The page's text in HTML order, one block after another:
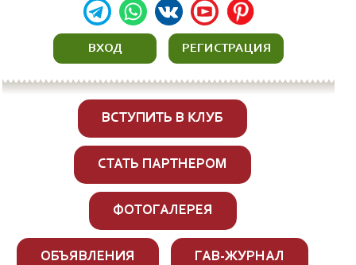
ВХОД РЕГИСТРАЦИЯ
ВСТУПИТЬ В КЛУБ
СТАТЬ ПАРТНЕРОМ
ФОТОГАЛЕРЕЯ
ОБЪЯВЛЕНИЯ ГАВ-ЖУРНАЛ